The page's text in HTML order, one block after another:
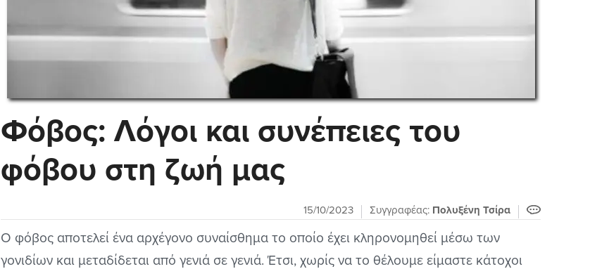
Φόβος: Λόγοι και συνέπειες του
φόβου στη ζωή μας
15/10/2023 Συγγραφέας: Πολυξένη Τσίρα
Ο φόβος αποτελεί ένα αρχέγονο συναίσθημα το οποίο έχει κληρονομηθεί μέσω των
γονιδίων και μεταδίδεται από γενιά σε γενιά. Έτσι, χωρίς να το θέλουμε είμαστε κάτοχοι